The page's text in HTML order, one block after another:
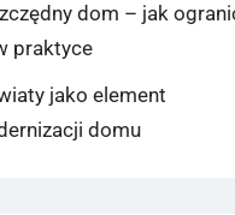
dom – jak
praktyce
jako element
domu